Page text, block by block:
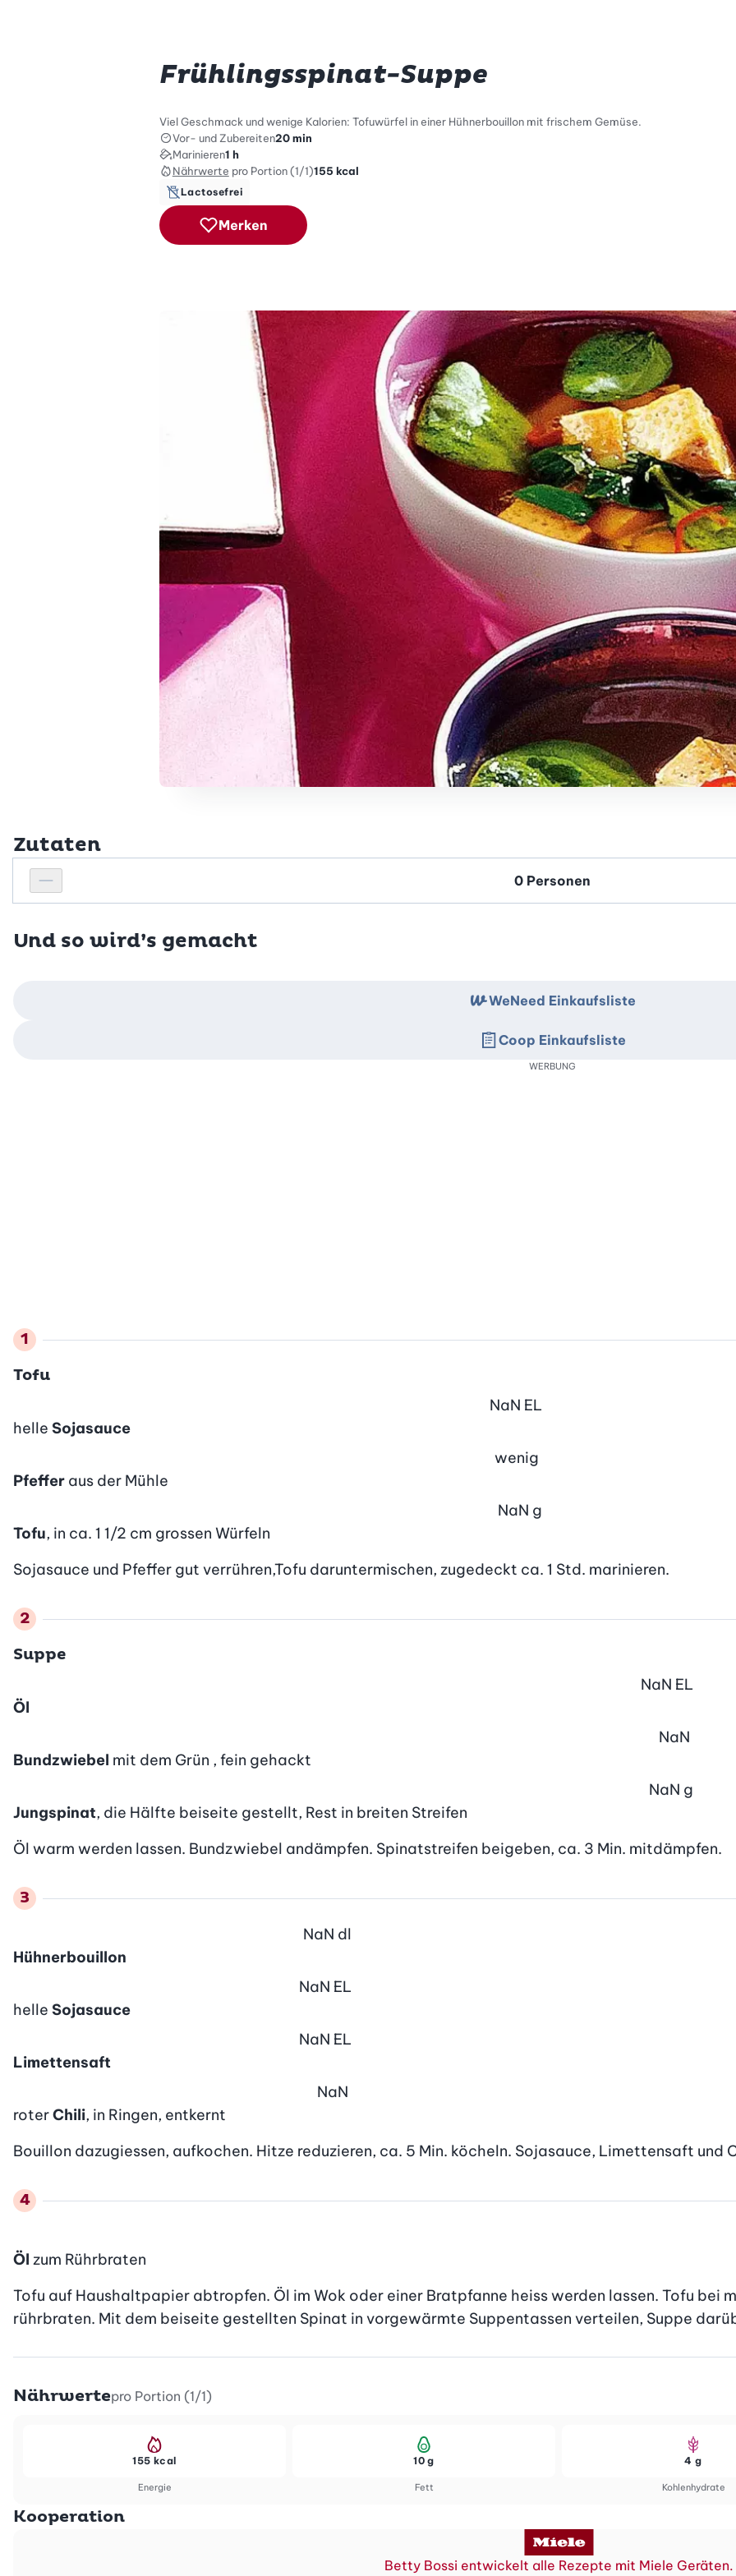
Frühlingsspinat-Suppe
Viel Geschmack und wenige Kalorien: Tofuwürfel in einer Hühnerbouillon mit frischem Gemüse.
Vor- und Zubereiten20 min
Marinieren1 h
Nährwerte pro Portion (1/1)155 kcal
Lactosefrei
Merken
Zutaten
Personenanzahl verringern
Personenanzahl
Und so wird’s gemacht
Tofu
helle Sojasauce
NaN EL
Pfeffer aus der Mühle
wenig
Tofu, in ca. 1 1/2 cm grossen Würfeln
NaN g
Sojasauce und Pfeffer gut verrühren,Tofu daruntermischen, zugedeckt ca. 1 Std. marinieren.
Suppe
Öl
NaN EL
Bundzwiebel mit dem Grün , fein gehackt
NaN
Jungspinat, die Hälfte beiseite gestellt, Rest in breiten Streifen
NaN g
Öl warm werden lassen. Bundzwiebel andämpfen. Spinatstreifen beigeben, ca. 3 Min. mitdämpfen.
Hühnerbouillon
NaN dl
helle Sojasauce
NaN EL
Limettensaft
NaN EL
roterChili, in Ringen, entkernt
NaN
Bouillon dazugiessen, aufkochen. Hitze reduzieren, ca. 5 Min. köcheln. Sojasauce, Limettensaft und
Öl zum Rührbraten
Tofu auf Haushaltpapier abtropfen. Öl im Wok oder einer Bratpfanne heiss werden lassen. Tofu bei
rührbraten. Mit dem beiseite gestellten Spinat in vorgewärmte Suppentassen verteilen, Suppe
WeNeed Einkaufsliste
Coop Einkaufsliste
WERBUNG
Nährwertepro Portion (1/1)
Energie
155 kcal
Fett
10 g
Kohlenhydrate
4 g
Kooperation
Betty Bossi entwickelt alle Rezepte mit Miele Geräten.